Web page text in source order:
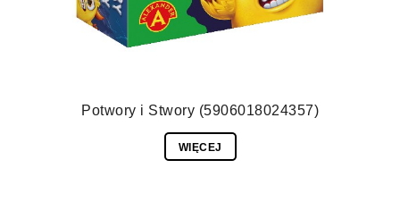
Potwory i Stwory (5906018024357)
WIĘCEJ